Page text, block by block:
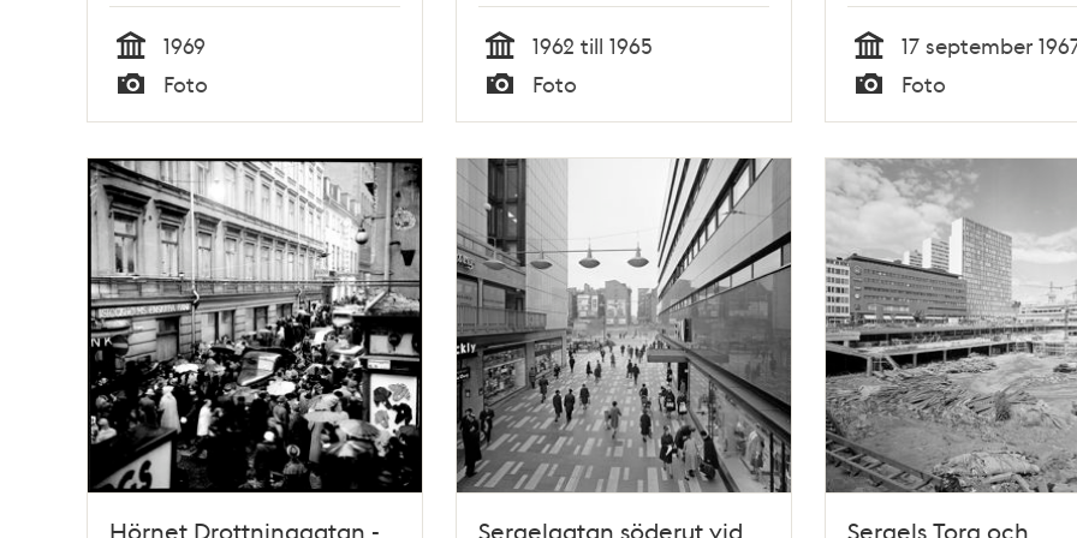
Tid
1969
Typ
Foto Tid
1962 till 1965
Typ
Foto
och Fyrmörsaren.
Fontänen under
Tid
17 september
Typ
Foto
Hörnet Drottninggatan - Sergelgatan söderut vid Sergels Torg och